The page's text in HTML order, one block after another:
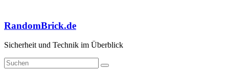
RandomBrick.de
Sicherheit und Technik im Überblick